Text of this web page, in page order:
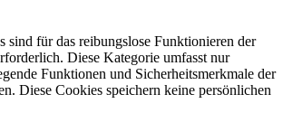
sind für das reibungslose Funktionieren der
Diese Kategorie umfasst nur
Funktionen und Sicherheitsmerkmale der
Diese Cookies speichern keine persönlichen